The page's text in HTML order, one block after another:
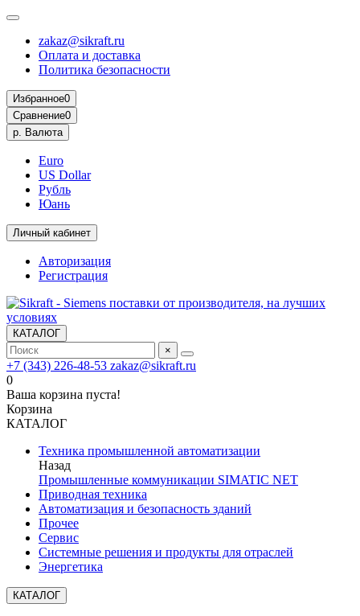
zakaz@sikraft.ru
Оплата и доставка
Политика безопасности
Избранное0
Сравнение0
р. Валюта
Euro
US Dollar
Рубль
Юань
Личный кабинет
Авторизация
Регистрация
КАТАЛОГ
×
+7 (343) 226-48-53 zakaz@sikraft.ru
0
Ваша корзина пуста!
Корзина
КАТАЛОГ
Техника промышленной автоматизации
Назад
Промышленные коммуникации SIMATIC NET
Приводная техника
Автоматизация и безопасность зданий
Прочее
Сервис
Системные решения и продукты для отраслей
Энергетика
КАТАЛОГ